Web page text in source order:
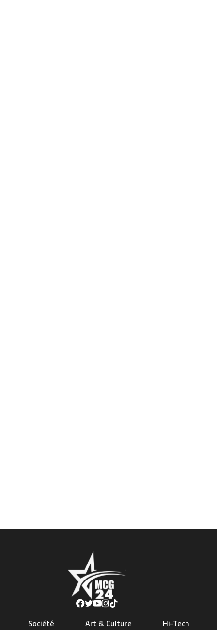
Société Art & Culture Hi-Tech